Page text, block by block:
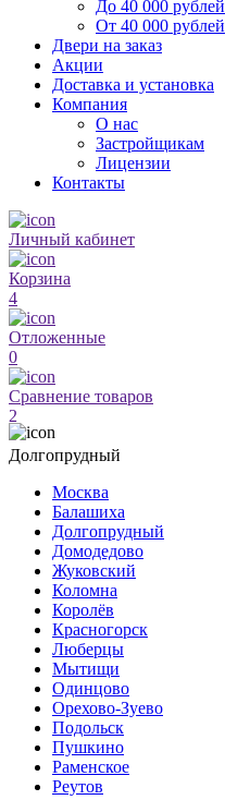
До 40 000 рублей
От 40 000 рублей
Двери на заказ
Акции
Доставка и установка
Компания
О нас
Застройщикам
Лицензии
Контакты
Личный кабинет
Корзина
4
Отложенные
0
Сравнение товаров
2
Долгопрудный
Москва
Балашиха
Долгопрудный
Домодедово
Жуковский
Коломна
Королёв
Красногорск
Люберцы
Мытищи
Одинцово
Орехово-Зуево
Подольск
Пушкино
Раменское
Реутов